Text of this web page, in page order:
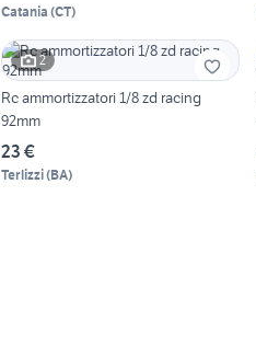
Catania (CT)
2
Rc ammortizzatori 1/8 zd racing
92mm
23 €
Terlizzi(BA)